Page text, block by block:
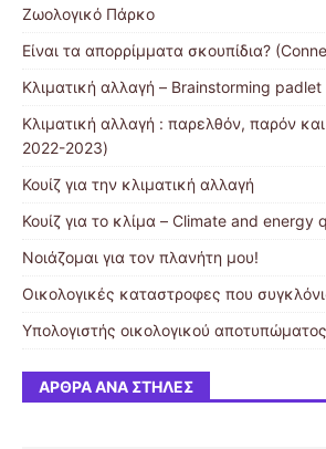
Ζωολογικό Πάρκο
Είναι τα απορρίμματα σκουπίδια?
Κλιματική αλλαγή – Brainstorming padlet
Κλιματική αλλαγή : παρελθόν, παρόν
2022-2023)
Κουίζ για την κλιματική αλλαγή
Κουίζ για το κλίμα – Climate and energy
Νοιάζομαι για τον πλανήτη μου!
Οικολογικές καταστροφες που
Υπολογιστής οικολογικού
ΆΡΘΡΑ ΑΝΆ ΣΤΉΛΕΣ